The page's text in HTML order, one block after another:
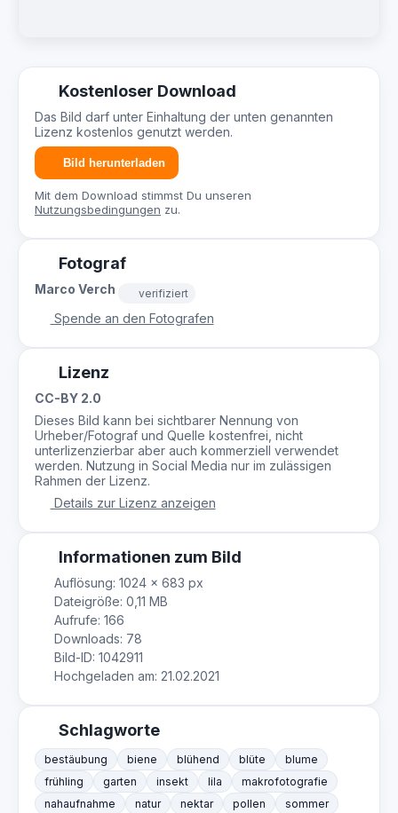
Kostenloser Download
Das Bild darf unter Einhaltung der unten genannten
Lizenz kostenlos genutzt werden.
Bild herunterladen
Mit dem Download stimmst Du unseren
Nutzungsbedingungen zu.
Fotograf
Marco Verch verifiziert
Spende an den Fotografen
Lizenz
CC-BY 2.0
Dieses Bild kann bei sichtbarer Nennung von
Urheber/Fotograf und Quelle kostenfrei, nicht
unterlizenzierbar aber auch kommerziell verwendet
werden. Nutzung in Social Media nur im zulässigen
Rahmen der Lizenz.
Details zur Lizenz anzeigen
Informationen zum Bild
Auflösung: 1024 × 683 px
Dateigröße: 0,11 MB
Aufrufe: 166
Downloads: 78
Bild-ID: 1042911
Hochgeladen am: 21.02.2021
Schlagworte
bestäubung biene blühend blüte
blume
frühling
garten insekt lila
makrofotografie
nahaufnahme
natur nektar pollen sommer